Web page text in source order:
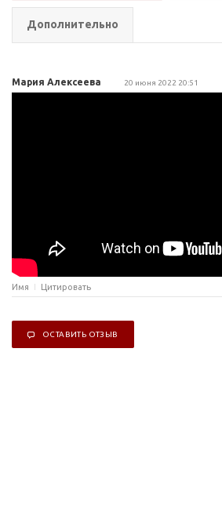
Дополнительно
Мария Алексеева 20 июня 2022 20:51
Имя Цитировать
ОСТАВИТЬ ОТЗЫВ